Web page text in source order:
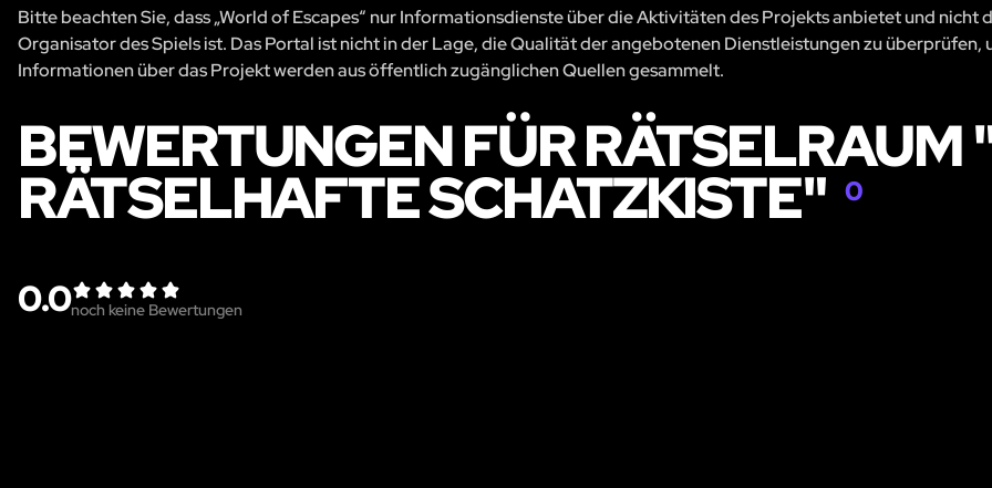
Bitte beachten Sie, dass „World of Escapes“ nur Informationsdienste über die Aktivitäten des Projekts anbietet und nicht
Organisator des Spiels ist. Das Portal ist nicht in der Lage, die Qualität der angebotenen Dienstleistungen zu überprüfen,
Informationen über das Projekt werden aus öffentlich zugänglichen Quellen gesammelt.
BEWERTUNGEN FÜR RÄTSELRAUM
RÄTSELHAFTE SCHATZKISTE" 0
0.0noch keine Bewertungen